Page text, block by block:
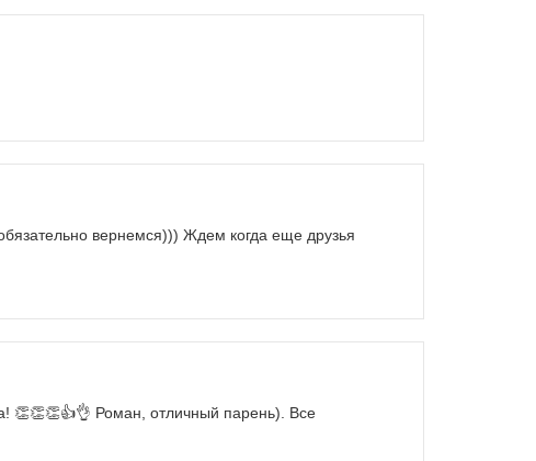
вернемся))) Ждем когда еще друзья
👏👏👏👍👌 Роман, отличный парень). Все